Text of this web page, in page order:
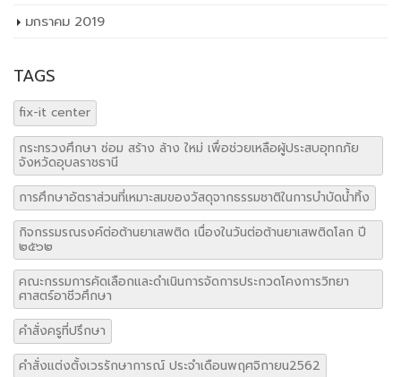
มกราคม 2019
TAGS
fix-it center
กระทรวงศึกษา ซ่อม สร้าง ล้าง ใหม่ เพื่อช่วยเหลือผู้ประสบอุทกภัย
จังหวัดอุบลราชธานี
การศึกษาอัตราส่วนที่เหมาะสมของวัสดุจากธรรมชาติในการบำบัดน้ำทิ้ง
กิจกรรมรณรงค์ต่อต้านยาเสพติด เนื่องในวันต่อต้านยาเสพติดโลก ปี
๒๕๖๒
คณะกรรมการคัดเลือกและดำเนินการจัดการประกวดโคงการวิทยา
ศาสตร์อาชีวศึกษา
คำสั่งครูที่ปรึกษา
คำสั่งแต่งตั้งเวรรักษาการณ์ ประจำเดือนพฤศจิกายน2562